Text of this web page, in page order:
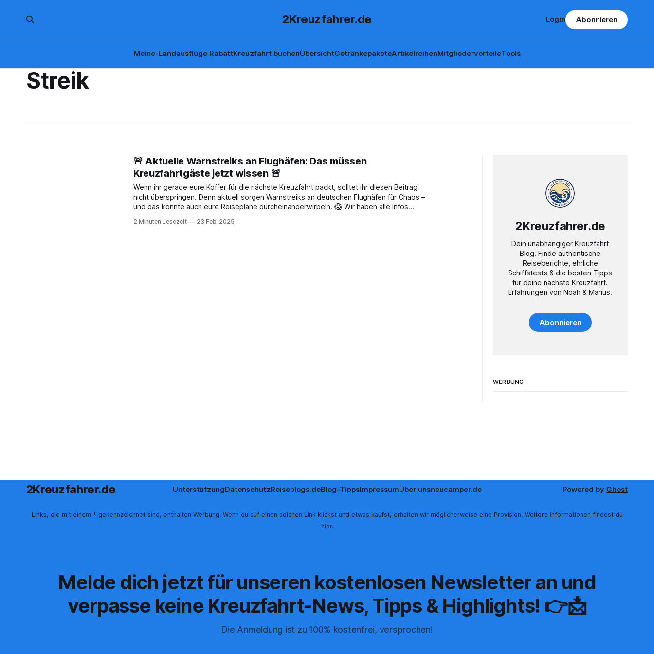
2Kreuzfahrer.de
Meine-Landausflüge RabattKreuzfahrt buchenÜbersichtGetränkepaketeArtikelreihenMitgliedervorteileTools
Login Abonnieren
Streik
🚨 Aktuelle Warnstreiks an Flughäfen: Das müssen
Kreuzfahrtgäste jetzt wissen 🚨
Wenn ihr gerade eure Koffer für die nächste Kreuzfahrt packt, solltet ihr diesen Beitrag
nicht überspringen. Denn aktuell sorgen Warnstreiks an deutschen Flughäfen für Chaos –
und das könnte auch eure Reisepläne durcheinanderwirbeln. 😱 Wir haben alle Infos
und warum? Die
2 Minuten Lesezeit 23 Feb. 2025 2Kreuzfahrer.de
Dein unabhängiger Kreuzfahrt
Blog. Finde authentische
Reiseberichte, ehrliche
Schiffstests & die besten Tipps
für deine nächste Kreuzfahrt.
Erfahrungen von Noah & Marius.
Abonnieren
WERBUNG
2Kreuzfahrer.de UnterstützungDatenschutzReiseblogs.deBlog-TippsImpressumÜber unsneucamper.de Powered by Ghost
Links, die mit einem * gekennzeichnet sind, enthalten Werbung. Wenn du auf einen solchen Link klickst und etwas kaufst, erhalten wir möglicherweise eine Provision. Weitere Informationen findest du
hier.
Melde dich jetzt für unseren kostenlosen Newsletter an und
verpasse keine Kreuzfahrt-News, Tipps & Highlights! 👉📩
Die Anmeldung ist zu 100% kostenfrei, versprochen!